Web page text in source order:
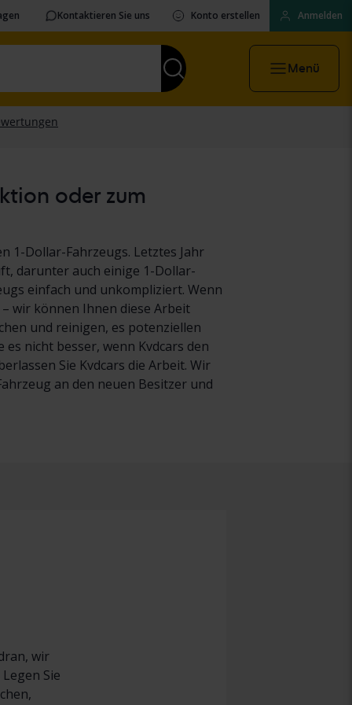
Kontaktieren Sie uns Konto erstellen Anmelden
Menü
oder zum
1-Dollar-Fahrzeugs. Letztes Jahr
darunter auch einige 1-Dollar-
einfach und unkompliziert. Wenn
wir können Ihnen diese Arbeit
und reinigen, es potenziellen
nicht besser, wenn Kvdcars den
Sie Kvdcars die Arbeit. Wir
an den neuen Besitzer und
wir
Sie